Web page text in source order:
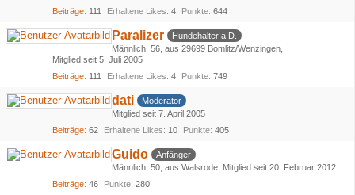
Beiträge 111 Erhaltene Likes 4 Punkte 644
Paralizer
Hundehalter a.D.
Männlich 56 aus 29699 Bomlitz/Wenzingen
Mitglied seit 5. Juli 2005
Beiträge 111 Erhaltene Likes 4 Punkte 749
dati
Moderator
Mitglied seit 7. April 2005
Beiträge 62 Erhaltene Likes 10 Punkte 405
Guido
Anfänger
Männlich 50 aus Walsrode Mitglied seit 20. Februar 2012
Beiträge 46 Punkte 280